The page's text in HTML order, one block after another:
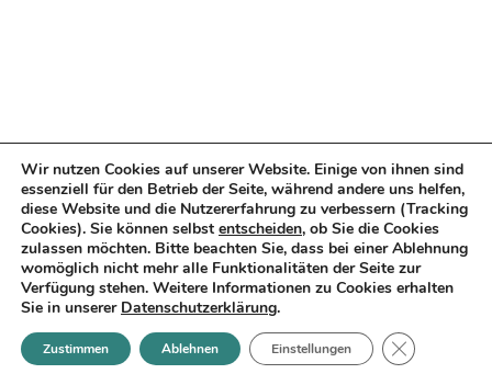
DER FILM ZUM
EMPFANG!
Wir nutzen Cookies auf unserer Website. Einige von ihnen sind
essenziell für den Betrieb der Seite, während andere uns helfen,
diese Website und die Nutzererfahrung zu verbessern (Tracking
Cookies). Sie können selbst entscheiden, ob Sie die Cookies
zulassen möchten. Bitte beachten Sie, dass bei einer Ablehnung
womöglich nicht mehr alle Funktionalitäten der Seite zur
Verfügung stehen. Weitere Informationen zu Cookies erhalten
Sie in unserer Datenschutzerklärung.
Zustimmen Ablehnen Einstellungen GDPR